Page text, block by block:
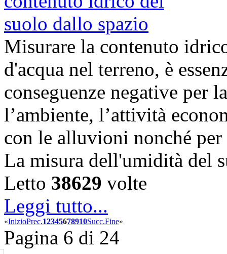
Misurare la contenuto
d'acqua nel terreno, è
conseguenze negative per
l’ambiente, l’attività
con le alluvioni nonché
La misura dell'umidità del
Letto 38629 volte
Leggi tutto...
«InizioPrec.12345678910Succ.Fine»
Pagina 6 di 24